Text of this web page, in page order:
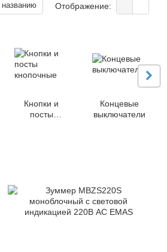
названию Отображение:
Кнопки и
посты
Концевые
выключатели